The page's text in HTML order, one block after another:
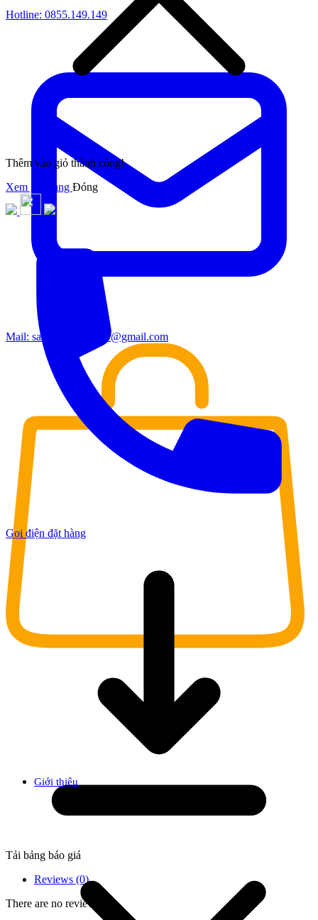
Hotline: 0855.149.149
Mail: sales.moderndoor@gmail.com
Giới thiệu
Thêm vào giỏ thành công!
Xem giỏ hàng Đóng
Gọi điện đặt hàng
Tải bảng báo giá
Reviews (0)
There are no reviews yet.